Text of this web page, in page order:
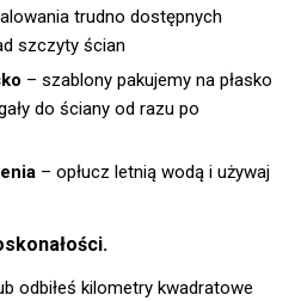
trudno dostępnych
szczyty ścian
– szablony pakujemy na płasko
do ściany od razu po
– opłucz letnią wodą i używaj
odbiłeś kilometry kwadratowe